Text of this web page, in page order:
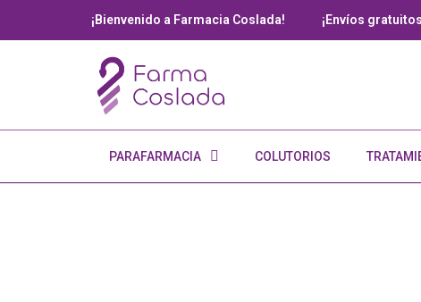
¡Bienvenido a Farmacia Coslada! ¡Envíos
PARAFARMACIA COLUTORIOS